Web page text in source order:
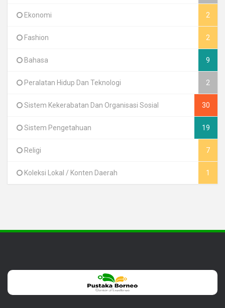
Ekonomi 2
Fashion 2
Bahasa 9
Peralatan Hidup Dan Teknologi 2
Sistem Kekerabatan Dan Organisasi Sosial 30
Sistem Pengetahuan 19
Religi 7
Koleksi Lokal / Konten Daerah 1